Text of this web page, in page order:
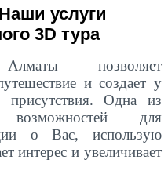
услуги
3D тура
— позволяет
и создает у
Одна из
для
о Вас, использую
интерес и увеличивает